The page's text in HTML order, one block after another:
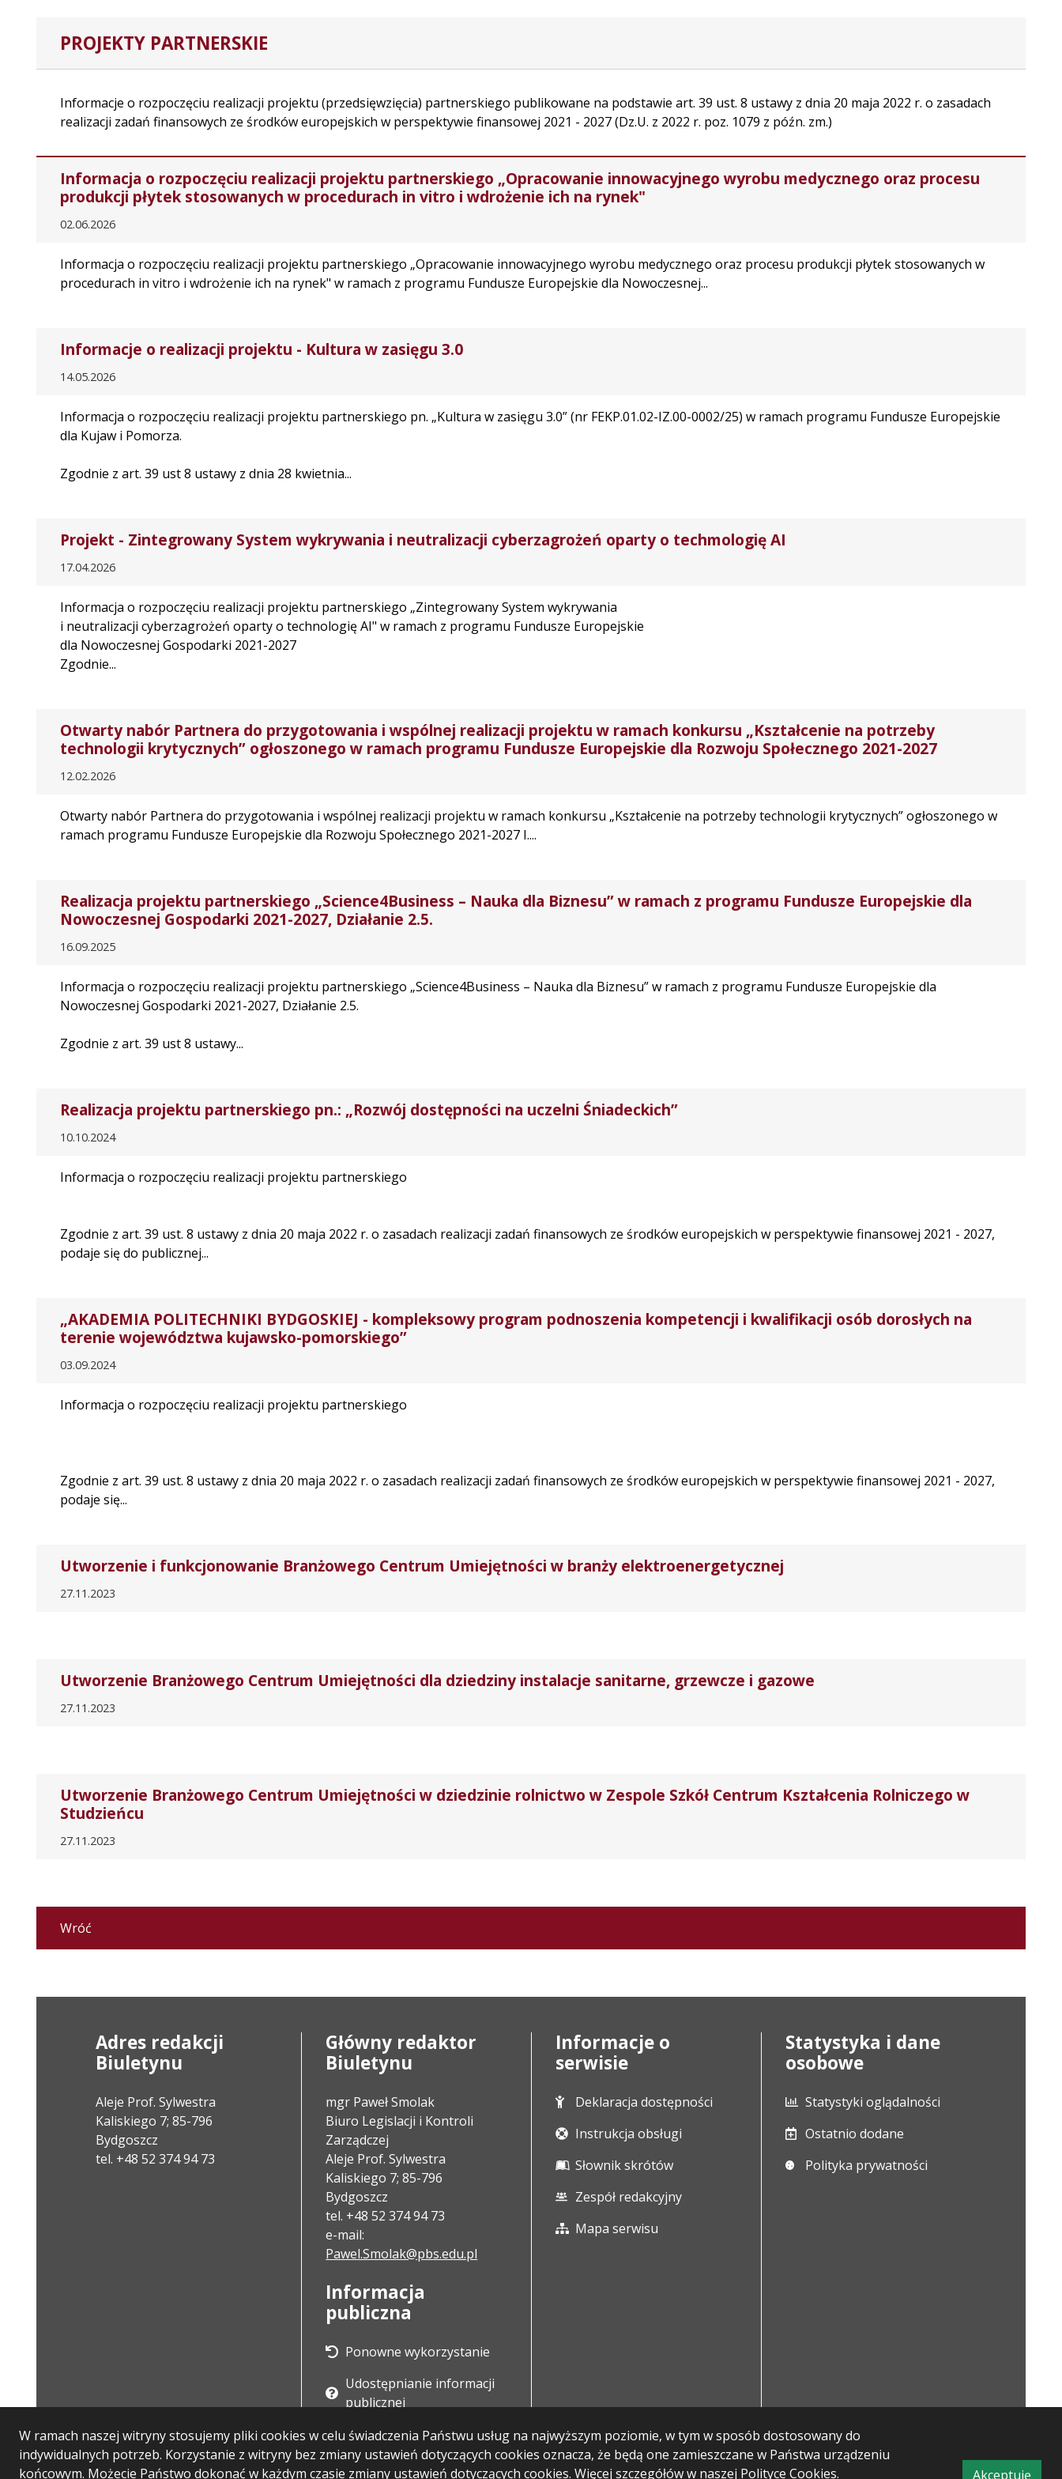
W ramach naszej witryny stosujemy pliki cookies w celu świadczenia Państwu usług na najwyższym poziomie, w tym w sposób dostosowany do
indywidualnych potrzeb. Korzystanie z witryny bez zmiany ustawień dotyczących cookies oznacza, że będą one zamieszczane w Państwa urządzeniu
końcowym. Możecie Państwo dokonać w każdym czasie zmiany ustawień dotyczących cookies. Więcej szczegółów w naszej Polityce Cookies. Akceptuję
PROJEKTY PARTNERSKIE
Informacje o rozpoczęciu realizacji projektu (przedsięwzięcia) partnerskiego publikowane na podstawie art. 39 ust. 8 ustawy z dnia 20 maja 2022 r. o zasadach
realizacji zadań finansowych ze środków europejskich w perspektywie finansowej 2021 - 2027 (Dz.U. z 2022 r. poz. 1079 z późn. zm.)
Informacja o rozpoczęciu realizacji projektu partnerskiego „Opracowanie innowacyjnego wyrobu medycznego oraz procesu
produkcji płytek stosowanych w procedurach in vitro i wdrożenie ich na rynek"
02.06.2026
Informacja o rozpoczęciu realizacji projektu partnerskiego „Opracowanie innowacyjnego wyrobu medycznego oraz procesu produkcji płytek stosowanych w
procedurach in vitro i wdrożenie ich na rynek" w ramach z programu Fundusze Europejskie dla Nowoczesnej...
Informacje o realizacji projektu - Kultura w zasięgu 3.0
14.05.2026
Informacja o rozpoczęciu realizacji projektu partnerskiego pn. „Kultura w zasięgu 3.0” (nr FEKP.01.02-IZ.00-0002/25) w ramach programu Fundusze Europejskie
dla Kujaw i Pomorza.
Zgodnie z art. 39 ust 8 ustawy z dnia 28 kwietnia...
Projekt - Zintegrowany System wykrywania i neutralizacji cyberzagrożeń oparty o techmologię AI
17.04.2026
Informacja o rozpoczęciu realizacji projektu partnerskiego „Zintegrowany System wykrywania
i neutralizacji cyberzagrożeń oparty o technologię AI" w ramach z programu Fundusze Europejskie
dla Nowoczesnej Gospodarki 2021-2027
Zgodnie...
Otwarty nabór Partnera do przygotowania i wspólnej realizacji projektu w ramach konkursu „Kształcenie na potrzeby
technologii krytycznych” ogłoszonego w ramach programu Fundusze Europejskie dla Rozwoju Społecznego 2021-2027
12.02.2026
Otwarty nabór Partnera do przygotowania i wspólnej realizacji projektu w ramach konkursu „Kształcenie na potrzeby technologii krytycznych” ogłoszonego w
ramach programu Fundusze Europejskie dla Rozwoju Społecznego 2021-2027 I....
Realizacja projektu partnerskiego „Science4Business – Nauka dla Biznesu” w ramach z programu Fundusze Europejskie dla
Nowoczesnej Gospodarki 2021-2027, Działanie 2.5.
16.09.2025
Informacja o rozpoczęciu realizacji projektu partnerskiego „Science4Business – Nauka dla Biznesu” w ramach z programu Fundusze Europejskie dla
Nowoczesnej Gospodarki 2021-2027, Działanie 2.5.
Zgodnie z art. 39 ust 8 ustawy...
Realizacja projektu partnerskiego pn.: „Rozwój dostępności na uczelni Śniadeckich”
10.10.2024
Informacja o rozpoczęciu realizacji projektu partnerskiego
Zgodnie z art. 39 ust. 8 ustawy z dnia 20 maja 2022 r. o zasadach realizacji zadań finansowych ze środków europejskich w perspektywie finansowej 2021 - 2027,
podaje się do publicznej...
„AKADEMIA POLITECHNIKI BYDGOSKIEJ - kompleksowy program podnoszenia kompetencji i kwalifikacji osób dorosłych na
terenie województwa kujawsko-pomorskiego”
03.09.2024
Informacja o rozpoczęciu realizacji projektu partnerskiego
Zgodnie z art. 39 ust. 8 ustawy z dnia 20 maja 2022 r. o zasadach realizacji zadań finansowych ze środków europejskich w perspektywie finansowej 2021 - 2027,
podaje się...
Utworzenie i funkcjonowanie Branżowego Centrum Umiejętności w branży elektroenergetycznej
27.11.2023
Utworzenie Branżowego Centrum Umiejętności dla dziedziny instalacje sanitarne, grzewcze i gazowe
27.11.2023
Utworzenie Branżowego Centrum Umiejętności w dziedzinie rolnictwo w Zespole Szkół Centrum Kształcenia Rolniczego w
Studzieńcu
27.11.2023
Wróć
Adres redakcji
Biuletynu
Aleje Prof. Sylwestra
Kaliskiego 7; 85-796
Bydgoszcz
tel. +48 52 374 94 73
Główny redaktor
Biuletynu
mgr Paweł Smolak
Biuro Legislacji i Kontroli
Zarządczej
Aleje Prof. Sylwestra
Kaliskiego 7; 85-796
Bydgoszcz
tel. +48 52 374 94 73
e-mail:
Pawel.Smolak@pbs.edu.pl
Informacja
publiczna
Ponowne wykorzystanie
Udostępnianie informacji
publicznej
Informacje o
serwisie
Deklaracja dostępności
Instrukcja obsługi
Słownik skrótów
Zespół redakcyjny
Mapa serwisu
Statystyka i dane
osobowe
Statystyki oglądalności
Ostatnio dodane
Polityka prywatności